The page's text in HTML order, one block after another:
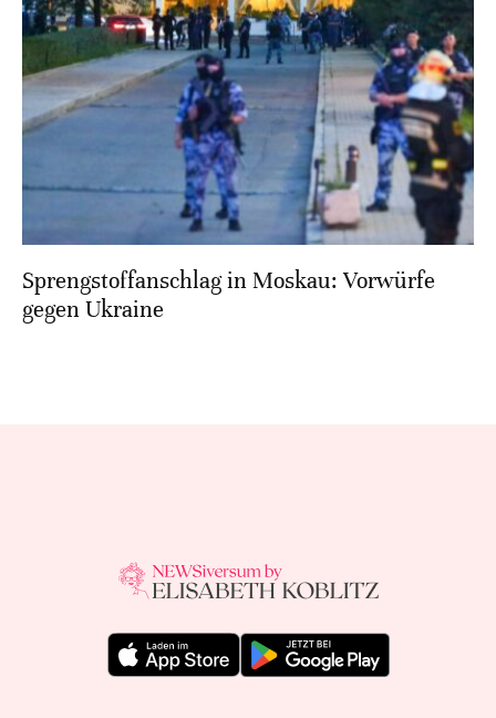
Sprengstoffanschlag in Moskau: Vorwürfe
gegen Ukraine